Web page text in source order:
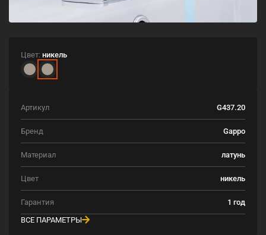
Цвет: никель
Артикул G437.20
Бренд Gappo
Материал латунь
Цвет никель
Гарантия
1 год
ВСЕ ПАРАМЕТРЫ